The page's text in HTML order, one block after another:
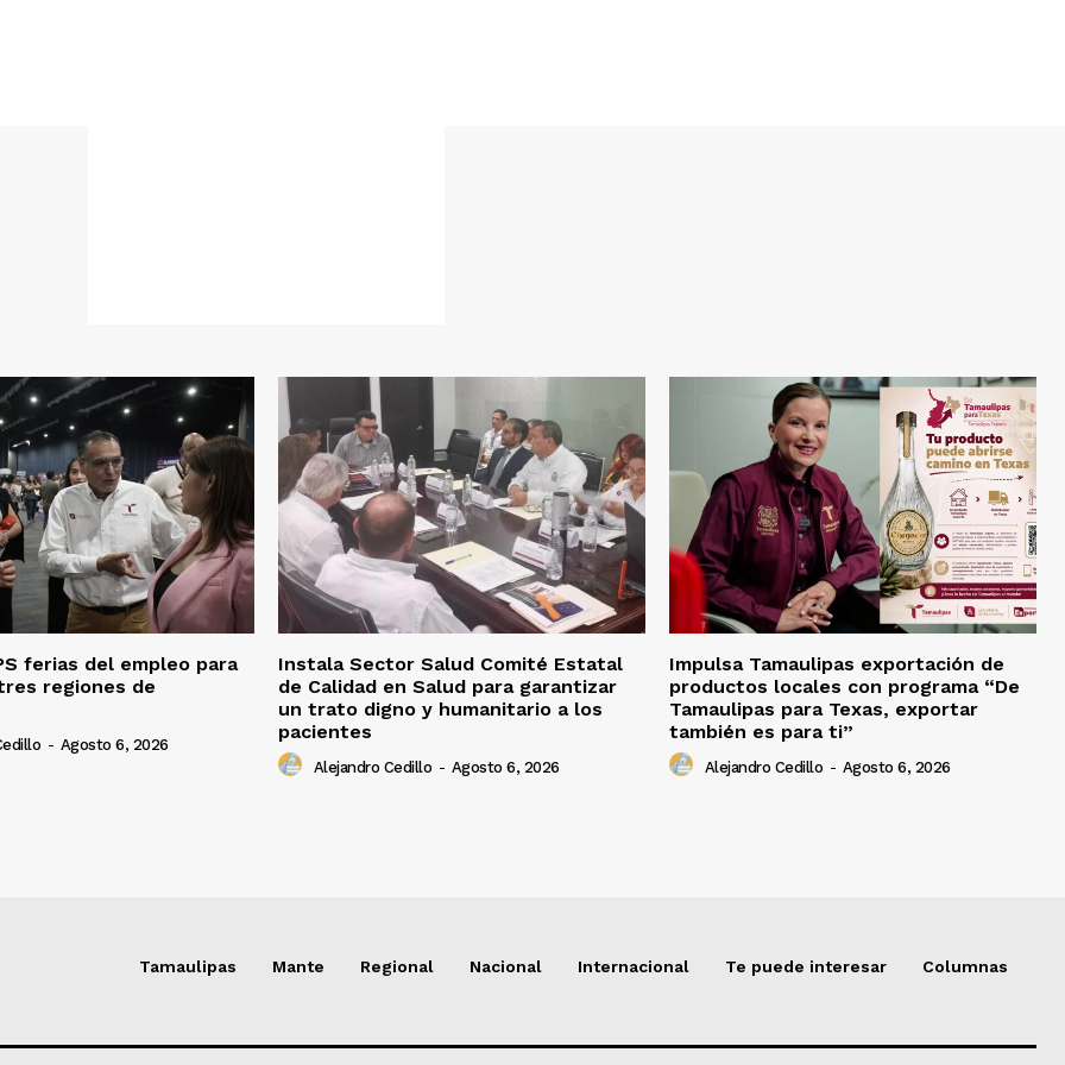
ferias del empleo para
regiones de
- Agosto 6, 2026
Instala Sector Salud Comité Estatal
de Calidad en Salud para garantizar
un trato digno y humanitario a los
pacientes
Alejandro Cedillo - Agosto 6, 2026
Impulsa Tamaulipas exportación de
productos locales con programa “De
Tamaulipas para Texas, exportar
también es para ti”
Alejandro Cedillo - Agosto 6, 2026
Tamaulipas Mante Regional Nacional Internacional Te puede interesar Columnas